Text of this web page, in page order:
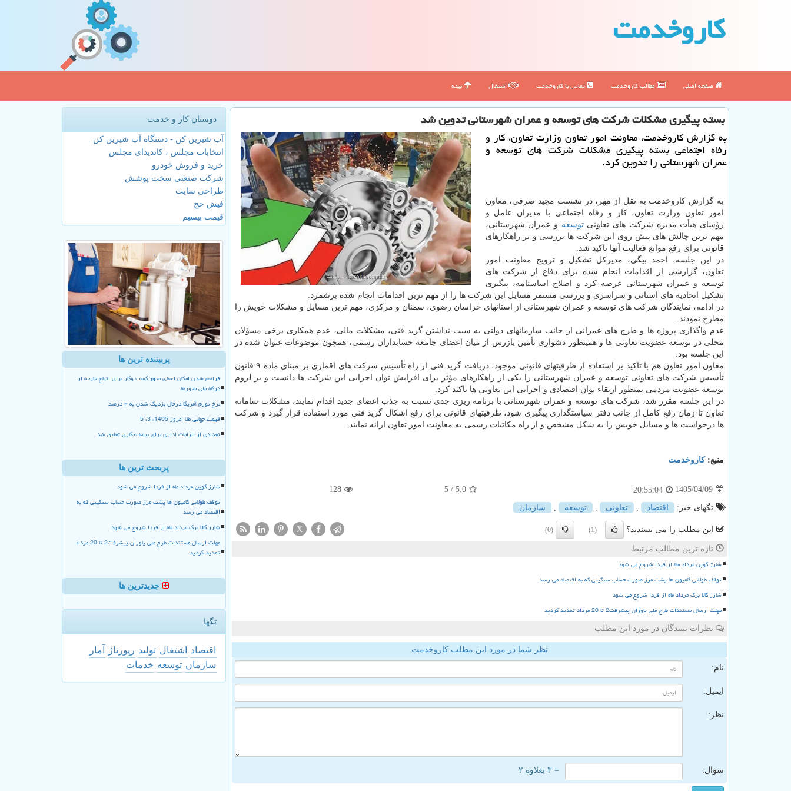
كاروخدمت
صفحه اصلی مطالب كاروخدمت تماس با كاروخدمت اشتغال بیمه
بسته پیگیری مشکلات شرکت های توسعه و عمران شهرستانی تدوین شد
به گزارش کاروخدمت، معاونت امور تعاون وزارت تعاون، کار و
رفاه اجتماعی بسته پیگیری مشکلات شرکت های توسعه و
عمران شهرستانی را تدوین کرد.
به گزارش کاروخدمت به نقل از مهر، در نشست مجید صرفی، معاون
امور تعاون وزارت تعاون، کار و رفاه اجتماعی با مدیران عامل و
رؤسای هیأت مدیره شرکت های تعاونیتوسعه و عمران شهرستانی،
مهم ترین چالش های پیش روی این شرکت ها بررسی و بر راهکارهای
قانونی برای رفع موانع فعالیت آنها تاکید شد.
در این جلسه، احمد بیگی، مدیرکل تشکیل و ترویج معاونت امور
تعاون، گزارشی از اقدامات انجام شده برای دفاع از شرکت های
توسعه و عمران شهرستانی عرضه کرد و اصلاح اساسنامه، پیگیری
تشکیل اتحادیه های استانی و سراسری و بررسی مستمر مسایل این شرکت ها را از مهم ترین اقدامات انجام شده برشمرد.
در ادامه، نمایندگان شرکت های توسعه و عمران شهرستانی از استانهای خراسان رضوی، سمنان و مرکزی، مهم ترین مسایل و مشکلات خویش را
مطرح نمودند.
عدم واگذاری پروژه ها و طرح های عمرانی از جانب سازمانهای دولتی به سبب نداشتن گرید فنی، مشکلات مالی، عدم همکاری برخی مسؤلان
محلی در توسعه عضویت تعاونی ها و همینطور دشواری تأمین بازرس از میان اعضای جامعه حسابداران رسمی، همچون موضوعات عنوان شده در
این جلسه بود.
معاون امور تعاون هم با تاکید بر استفاده از ظرفیتهای قانونی موجود، دریافت گرید فنی از راه تأسیس شرکت های اقماری بر مبنای ماده ۹ قانون
تأسیس شرکت های تعاونی توسعه و عمران شهرستانی را یکی از راهکارهای مؤثر برای افزایش توان اجرایی این شرکت ها دانست و بر لزوم
توسعه عضویت مردمی بمنظور ارتقاء توان اقتصادی و اجرایی این تعاونی ها تاکید کرد.
در این جلسه مقرر شد، شرکت های توسعه و عمران شهرستانی با برنامه ریزی جدی نسبت به جذب اعضای جدید اقدام نمایند، مشکلات سامانه
تعاون تا زمان رفع کامل از جانب دفتر سیاستگذاری پیگیری شود، ظرفیتهای قانونی برای رفع اشکال گرید فنی مورد استفاده قرار گیرد و شرکت
ها درخواست ها و مسایل خویش را به شکل مشخص و از راه مکاتبات رسمی به معاونت امور تعاون ارائه نمایند.
منبع:كاروخدمت
1405/04/09
20:55:04
5.0
/ 5
128
تگهای خبر: اقتصاد تعاونی توسعه سازمان
این مطلب را می پسندید؟ (1)
(0)
X
تازه ترین مطالب مرتبط
شارژ کوپن مرداد ماه از فردا شروع می شود
توقف طولانی کامیون ها پشت مرز صورت حساب سنگینی که به اقتصاد می رسد
شارژ کالا برگ مرداد ماه از فردا شروع می شود
مهلت ارسال مستندات طرح ملی یاوران پیشرفت2 تا 20 مرداد تمدید گردید
نظرات بینندگان در مورد این مطلب
نظر شما در مورد این مطلب کاروخدمت
نام:
ایمیل:
نظر:
سوال: = ۳ بعلاوه ۲
دوستان کار و خدمت
آب شیرین کن - دستگاه آب شیرین کن
انتخابات مجلس ، کاندیدای مجلس
خرید و فروش خودرو
شرکت صنعتی سخت پوشش
طراحی سایت
فیش حج
قیمت بیسیم
پربیننده ترین ها
فراهم شدن امکان اعطای مجوز کسب وکار برای اتباع خارجه از
درگاه ملی مجوزها
نرخ تورم آمریکا درحال نزدیک شدن به ۴ درصد
قیمت جهانی طلا امروز 1405، 3، 5
تعدادی از الزامات اداری برای بیمه بیکاری تعلیق شد
پربحث ترین ها
شارژ کوپن مرداد ماه از فردا شروع می شود
توقف طولانی کامیون ها پشت مرز صورت حساب سنگینی که به
اقتصاد می رسد
شارژ کالا برگ مرداد ماه از فردا شروع می شود
مهلت ارسال مستندات طرح ملی یاوران پیشرفت2 تا 20 مرداد
تمدید گردید
جدیدترین ها
تگها
اقتصاد اشتغال تولید رپورتاژ
آمار
سازمان توسعه خدمات